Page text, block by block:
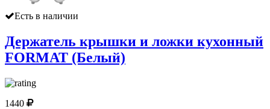
Есть в наличии
Держатель крышки и ложки кухонный
FORMAT (Белый)
1440